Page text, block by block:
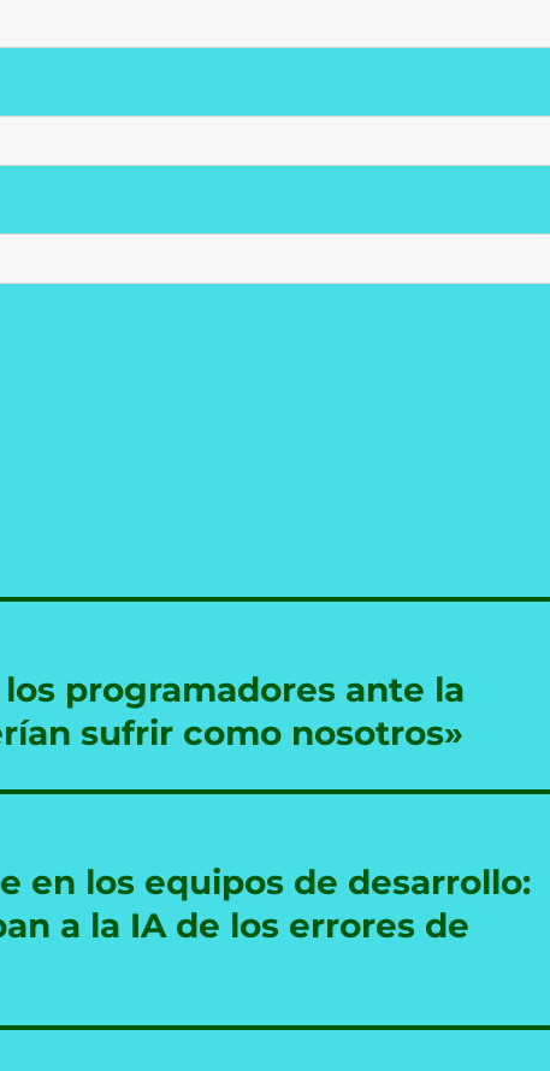
programadores ante la
sufrir como nosotros»
en los equipos de desarrollo:
a la IA de los errores de